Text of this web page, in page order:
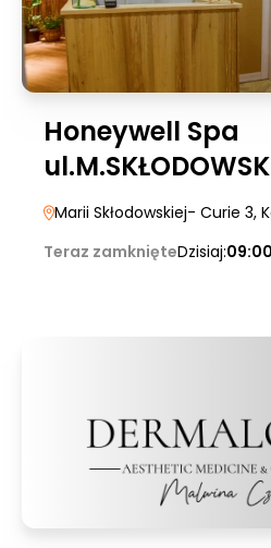
Honeywell Spa
Marii Skłodowskiej- Curie 3,
Teraz zamknięteDzisiaj: